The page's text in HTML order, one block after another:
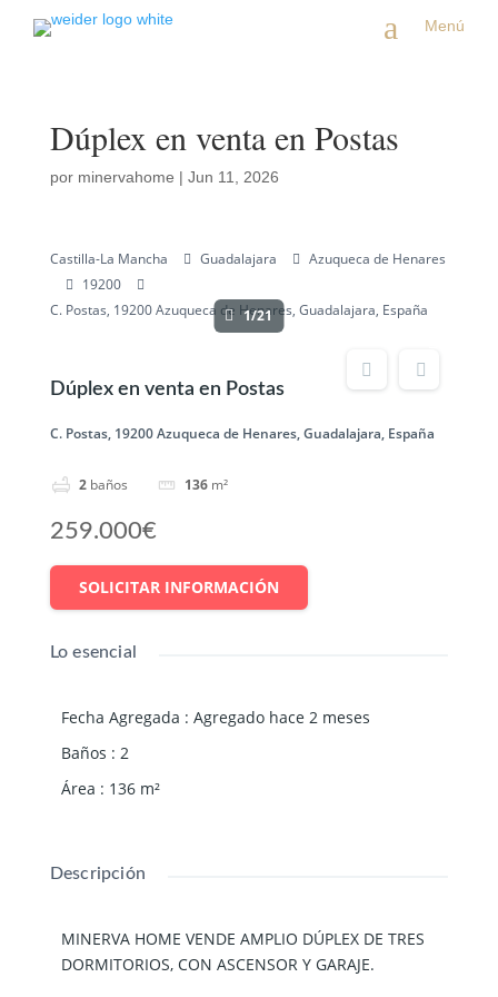
a Menú
Dúplex en venta en Postas
por minervahome | Jun 11, 2026
Castilla-La Mancha Guadalajara
Azuqueca de Henares
19200
C. Postas, 19200 Azuqueca de Henares, Guadalajara, España
1/21
Dúplex en venta en Postas
C. Postas, 19200 Azuqueca de Henares, Guadalajara, España
2 baños 136 m²
259.000€
SOLICITAR INFORMACIÓN
Lo esencial
Fecha Agregada : Agregado hace 2 meses
Baños : 2
Área : 136 m²
Descripción
MINERVA HOME VENDE AMPLIO DÚPLEX DE TRES
DORMITORIOS, CON ASCENSOR Y GARAJE.